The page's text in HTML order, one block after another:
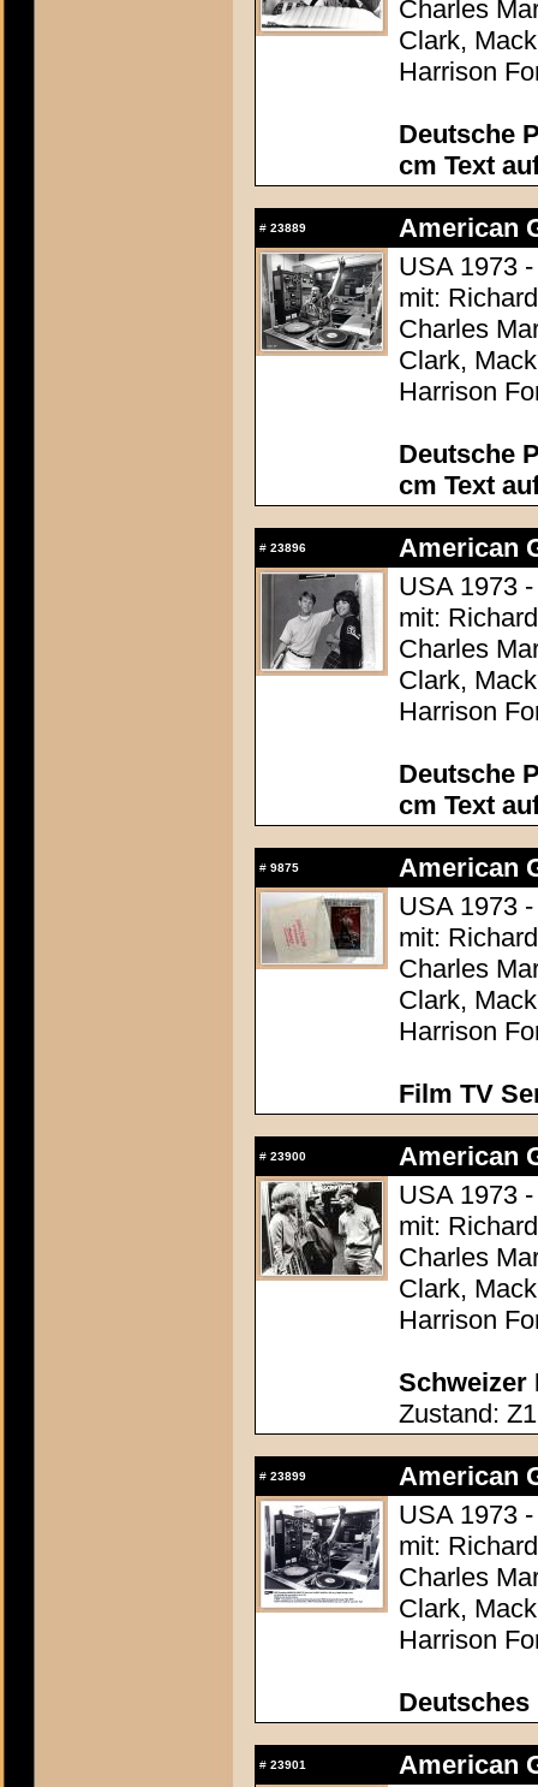
Charles
Clark,
Harrison
Deutsche
cm Text
# 23889
American
USA 1973
mit:
Charles
Clark,
Harrison
Deutsche
cm Text
# 23896
American
USA 1973
mit:
Charles
Clark,
Harrison
Deutsche
cm Text
# 9875
American
USA 1973
mit:
Charles
Clark,
Harrison
Film TV
# 23900
American
USA 1973
mit:
Charles
Clark,
Harrison
Schweizer
Zustand: Z1
# 23899
American
USA 1973
mit:
Charles
Clark,
Harrison
# 23901
American